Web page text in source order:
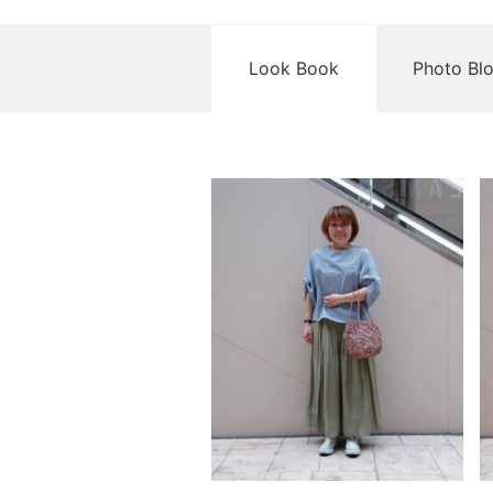
Look Book Photo